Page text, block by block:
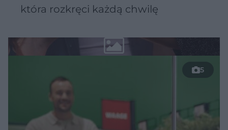
która rozkręci każdą chwilę
5